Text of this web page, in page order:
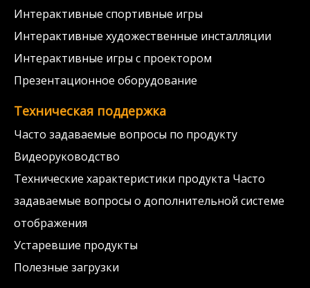
Интерактивные спортивные игры
Интерактивные художественные инсталляции
Интерактивные игры с проектором
Презентационное оборудование
Техническая поддержка
Часто задаваемые вопросы по продукту
Видеоруководство
Технические характеристики продукта Часто
задаваемые вопросы о дополнительной системе
отображения
Устаревшие продукты
Полезные загрузки